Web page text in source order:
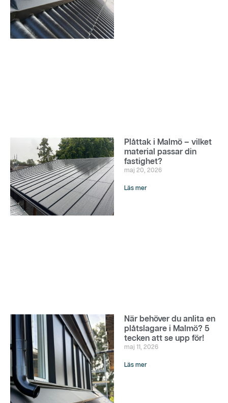
Plåttak i Malmö – vilket
material passar din
fastighet?
maj 20, 2026
Läs mer
När behöver du anlita en
plåtslagare i Malmö? 5
tecken att se upp för!
maj 11, 2026
Läs mer